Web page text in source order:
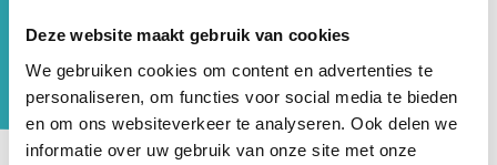
Deze website maakt gebruik van cookies
We gebruiken cookies om content en advertenties te
personaliseren, om functies voor social media te bieden
en om ons websiteverkeer te analyseren. Ook delen we
informatie over uw gebruik van onze site met onze
wordt onze opvang beoordeeld door de
GGD Inspectie Kinderopvang.